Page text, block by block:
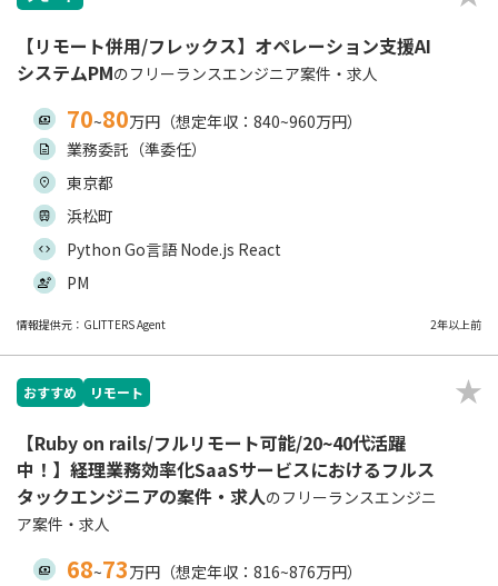
【リモート併用/フレックス】オペレーション支援AI
システムPMのフリーランスエンジニア案件・求人
70~80万円（想定年収：840~960万円）
業務委託（準委任）
東京都
浜松町
Python Go言語 Node.js React
PM
情報提供元：GLITTERS Agent 2年以上前
おすすめ リモート
【Ruby on rails/フルリモート可能/20~40代活躍
中！】経理業務効率化SaaSサービスにおけるフルス
タックエンジニアの案件・求人のフリーランスエンジニ
ア案件・求人
68~73万円（想定年収：816~876万円）